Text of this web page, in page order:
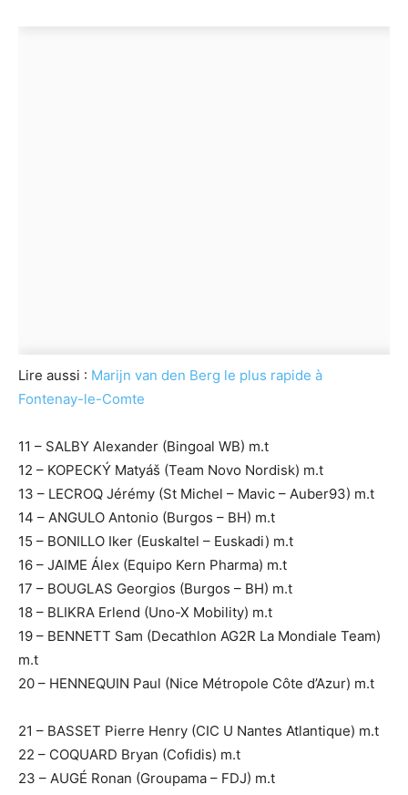
Lire aussi : Marijn van den Berg le plus rapide à
Fontenay-le-Comte
11 – SALBY Alexander (Bingoal WB) m.t
12 – KOPECKÝ Matyáš (Team Novo Nordisk) m.t
13 – LECROQ Jérémy (St Michel – Mavic – Auber93) m.t
14 – ANGULO Antonio (Burgos – BH) m.t
15 – BONILLO Iker (Euskaltel – Euskadi) m.t
16 – JAIME Álex (Equipo Kern Pharma) m.t
17 – BOUGLAS Georgios (Burgos – BH) m.t
18 – BLIKRA Erlend (Uno-X Mobility) m.t
19 – BENNETT Sam (Decathlon AG2R La Mondiale Team)
m.t
20 – HENNEQUIN Paul (Nice Métropole Côte d’Azur) m.t
21 – BASSET Pierre Henry (CIC U Nantes Atlantique) m.t
22 – COQUARD Bryan (Cofidis) m.t
23 – AUGÉ Ronan (Groupama – FDJ) m.t